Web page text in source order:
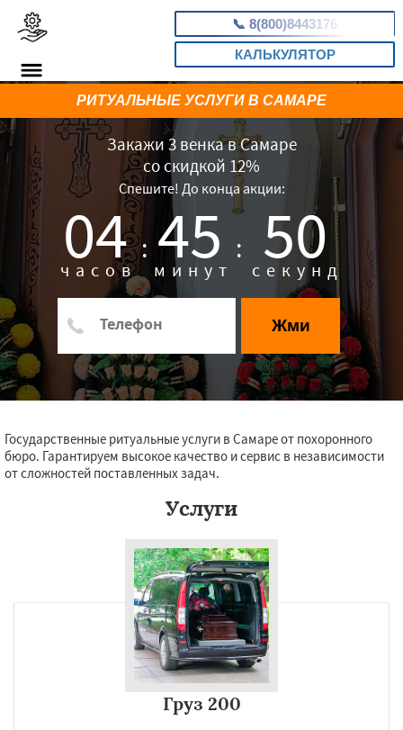
📞 8(800)8443176
КАЛЬКУЛЯТОР
Закажи 3 венка в Самаре
со скидкой 12%
Спешите! До конца акции:
04 :
часов 45 :
минут 49
секунд
Жми
РИТУАЛЬНЫЕ УСЛУГИ В САМАРЕ
Государственные ритуальные услуги в Самаре от похоронного
бюро. Гарантируем высокое качество и сервис в независимости
от сложностей поставленных задач.
Услуги
Груз 200